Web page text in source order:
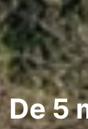
De 5